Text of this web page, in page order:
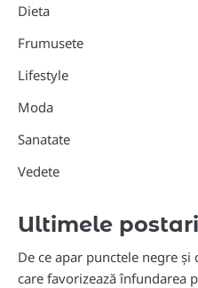
Dieta
Frumusete
Lifestyle
Moda
Sanatate
Vedete
Ultimele postari
De ce apar punctele negre
care favorizează înfundarea